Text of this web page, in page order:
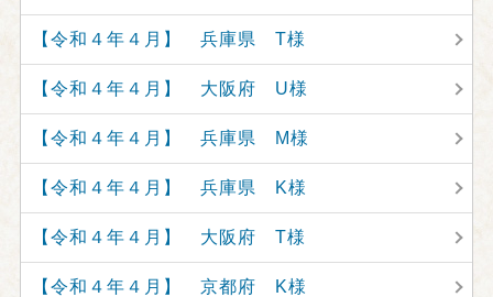
【令和４年４月】 兵庫県 T様
【令和４年４月】 大阪府 U様
【令和４年４月】 兵庫県 M様
【令和４年４月】 兵庫県 K様
【令和４年４月】 大阪府 T様
【令和４年４月】 京都府 K様